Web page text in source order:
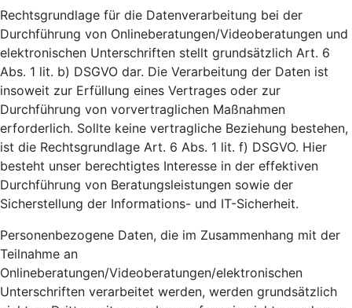
Rechtsgrundlage für die Datenverarbeitung bei der
Durchführung von Onlineberatungen/Videoberatungen und
elektronischen Unterschriften stellt grundsätzlich Art. 6
Abs. 1 lit. b) DSGVO dar. Die Verarbeitung der Daten ist
insoweit zur Erfüllung eines Vertrages oder zur
Durchführung von vorvertraglichen Maßnahmen
erforderlich. Sollte keine vertragliche Beziehung bestehen,
ist die Rechtsgrundlage Art. 6 Abs. 1 lit. f) DSGVO. Hier
besteht unser berechtigtes Interesse in der effektiven
Durchführung von Beratungsleistungen sowie der
Sicherstellung der Informations- und IT-Sicherheit.
Personenbezogene Daten, die im Zusammenhang mit der
Teilnahme an
Onlineberatungen/Videoberatungen/elektronischen
Unterschriften verarbeitet werden, werden grundsätzlich